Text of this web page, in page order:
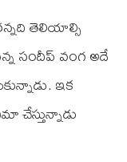
తెలియాల్సి
సందీప్ వంగ అదే
ఇక
చేస్తున్నాడు